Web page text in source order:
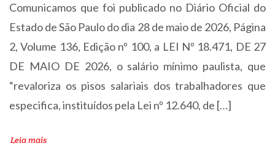
Comunicamos que foi publicado no Diário Oficial do
Estado de São Paulo do dia 28 de maio de 2026, Página
2, Volume 136, Edição nº 100, a LEI Nº 18.471, DE 27
DE MAIO DE 2026, o salário mínimo paulista, que
“revaloriza os pisos salariais dos trabalhadores que
especifica, instituídos pela Lei nº 12.640, de […]
Leia mais